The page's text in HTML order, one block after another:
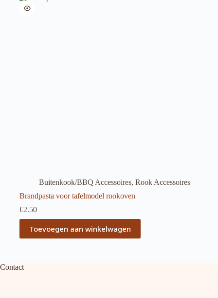
Buitenkook/BBQ Accessoires, Rook Accessoires
Brandpasta voor tafelmodel rookoven
€2.50
Toevoegen aan winkelwagen
Contact